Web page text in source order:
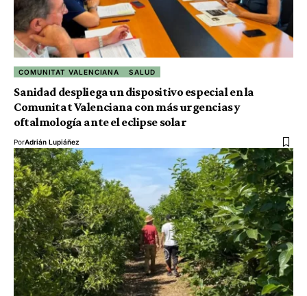
COMUNITAT VALENCIANA SALUD
Sanidad despliega un dispositivo especial en la
Comunitat Valenciana con más urgencias y
oftalmología ante el eclipse solar
PorAdrián Lupiáñez